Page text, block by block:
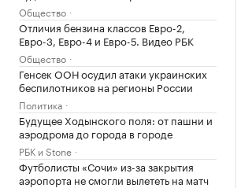
Общество
Отличия бензина классов Евро-2,
Евро-3, Евро-4 и Евро-5. Видео РБК
Общество
Генсек ООН осудил атаки украинских
беспилотников на регионы России
Политика
Будущее Ходынского поля: от пашни и
аэродрома до города в городе
РБК и Stone
Футболисты «Сочи» из-за закрытия
аэропорта не смогли вылететь на матч